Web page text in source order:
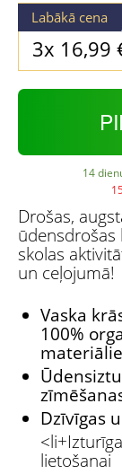
Labākā cena
3x 16,99
14
Drošas,
ūdensdrošas
skolas
un ceļojumā!
Vaska
100%
Dzīvīgas
lietošanai